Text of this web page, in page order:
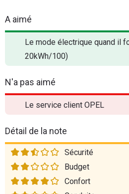
A aimé
Le mode électrique quand il
20kWh/100)
N'a pas aimé
Le service client OPEL
Détail de la note
Sécurité
Budget
Confort